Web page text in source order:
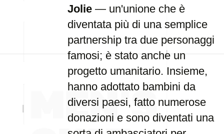
Jolie — un'unione che è
diventata più di una semplice
partnership tra due personaggi
famosi; è stato anche un
progetto umanitario. Insieme,
hanno adottato bambini da
diversi paesi, fatto numerose
donazioni e sono diventati una